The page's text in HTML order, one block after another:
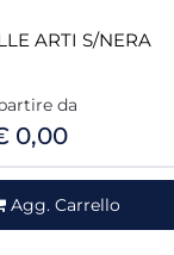
ARTI S/NERA
da
0,00
Agg. Carrello